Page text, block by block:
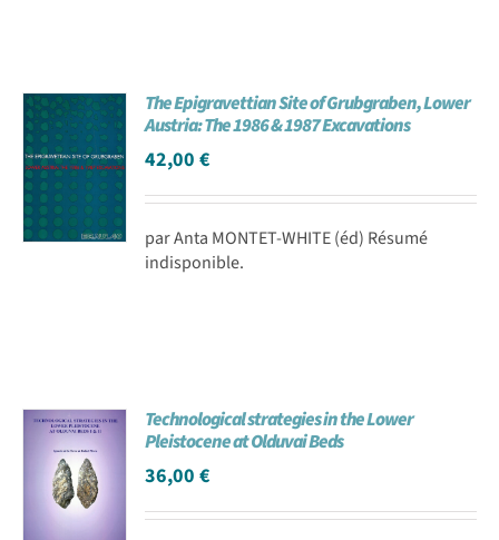
The Epigravettian Site of Grubgraben, Lower
Austria: The 1986 & 1987 Excavations
42,00€
par Anta MONTET-WHITE (éd) Résumé
indisponible.
Technological strategies in the Lower
Pleistocene at Olduvai Beds
36,00€